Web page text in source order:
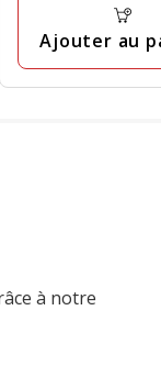
Ajouter au
à notre